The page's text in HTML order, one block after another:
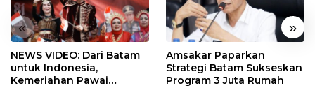
« »
NEWS VIDEO: Dari Batam
untuk Indonesia,
Kemeriahan Pawai
Amsakar Paparkan
Strategi Batam Sukseskan
Program 3 Juta Rumah